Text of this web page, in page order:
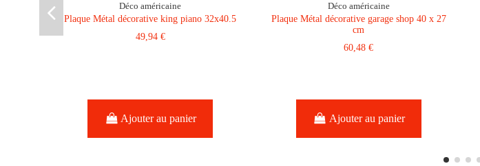
Déco américaine
Plaque Métal décorative king piano 32x40.5
49,94 €
Ajouter au panier
Déco américaine
Plaque Métal décorative garage shop 40 x 27
cm
60,48 €
Ajouter au panier